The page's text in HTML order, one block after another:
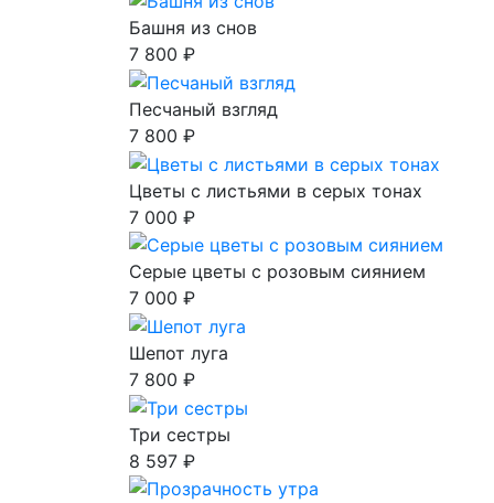
Башня из снов
7 800 ₽
Песчаный взгляд
7 800 ₽
Цветы с листьями в серых тонах
7 000 ₽
Серые цветы с розовым сиянием
7 000 ₽
Шепот луга
7 800 ₽
Три сестры
8 597 ₽